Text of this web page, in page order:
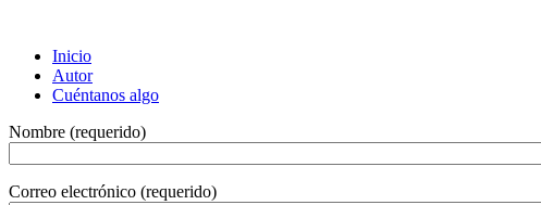
Inicio
Autor
Cuéntanos algo
Nombre (requerido)
Correo electrónico (requerido)